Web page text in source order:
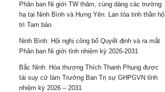
Phân ban Ni giới TW thăm, cúng dàng các trường
hạ tại Ninh Bình và Hưng Yên: Lan tỏa tinh thần hộ
trì Tam bảo
Ninh Bình: Hội nghị công bố Quyết định và ra mắt
Phân ban Ni giới tỉnh nhiệm kỳ 2026-2031
Bắc Ninh: Hòa thượng Thích Thanh Phụng được
tái suy cử làm Trưởng Ban Trị sự GHPGVN tỉnh
nhiệm kỳ 2026 – 2031